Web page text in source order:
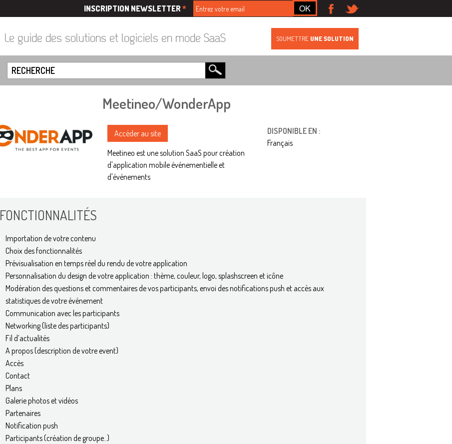
INSCRIPTION NEWSLETTER*
Le guide des solutions et logiciels en mode SaaS SOUMETTRE UNE SOLUTION
Meetineo/WonderApp
Accéder au site
Meetineo est une solution SaaS pour création
d'application mobile événementielle et
d'événements
DISPONIBLE EN :
Français
FONCTIONNALITÉS
Importation de votre contenu
Choix des fonctionnalités
Prévisualisation en temps réel du rendu de votre application
Personnalisation du design de votre application : thème, couleur, logo, splashscreen et icône
Modération des questions et commentaires de vos participants, envoi des notifications push et accès aux
statistiques de votre événement
Communication avec les participants
Networking (liste des participants)
Fil d’actualités
A propos (description de votre event)
Accès
Contact
Plans
Galerie photos et vidéos
Partenaires
Notification push
Participants (création de groupe..)